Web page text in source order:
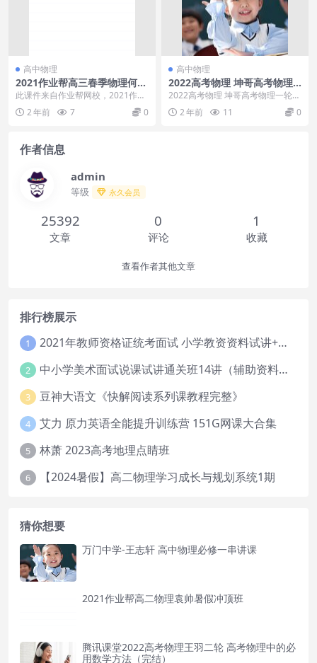
高中物理
2021作业帮高三春季物理何连
伟双一流视频课程
此课件来自作业帮网校，2021作业
帮高三春季物理何连伟双一流视频
课程。主讲何连伟...
2 年前 7 0
高中物理
2022高考物理 坤哥高考物理
一轮复习暑期直播班
2022高考物理 坤哥高考物理一轮复
习暑期直播班目录：01【五一节先
导课】5月报...
2 年前 11 0
作者信息
admin
等级 永久会员
25392
文章
0
评论
1
收藏
查看作者其他文章
排行榜展示
1 2021年教师资格证统考面试 小学教资资料试讲+答辩
2 中小学美术面试说课试讲通关班14讲（辅助资料第一套）
3 豆神大语文《快解阅读系列课教程完整》
4 艾力 原力英语全能提升训练营 151G网课大合集
5 林萧 2023高考地理点睛班
6 【2024暑假】高二物理学习成长与规划系统1期
猜你想要
万门中学-王志轩 高中物理必修一串讲课
2021作业帮高二物理袁帅暑假冲顶班
腾讯课堂2022高考物理王羽二轮 高考物理中的必
用数学方法（完结）